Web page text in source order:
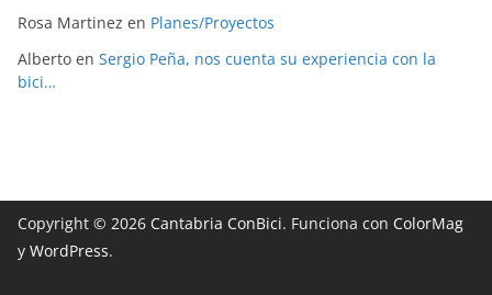
Rosa Martinez en Planes/Proyectos
Alberto en Sergio Peña, nos cuenta su experiencia con la
bici…
Copyright © 2026 Cantabria ConBici. Funciona con ColorMag
y WordPress.